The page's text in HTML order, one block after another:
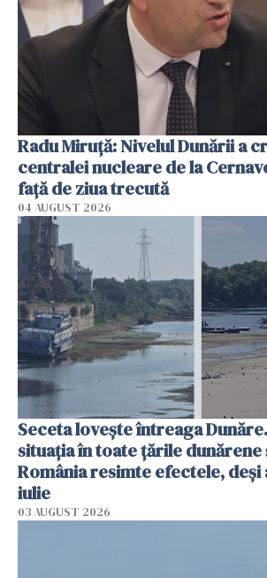
Radu Miruţă: Nivelul Dunării a
centralei nucleare de la
faţă de ziua trecută
04 AUGUST 2026
Seceta lovește întreaga
situația în toate țările dunărene
România resimte efectele, deși
iulie
03 AUGUST 2026